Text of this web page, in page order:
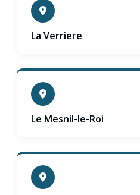
La Verriere
Le Mesnil-le-Roi